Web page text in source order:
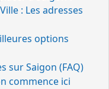
: Les adresses
options
sur Saigon (FAQ)
commence ici